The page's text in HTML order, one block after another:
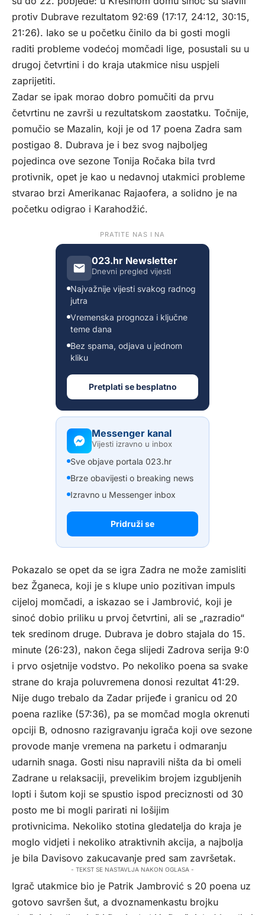
protiv Dubrave rezultatom 92:69 (17:17, 24:12, 30:15,
21:26). Iako se u početku činilo da bi gosti mogli
raditi probleme vodećoj momčadi lige, posustali su u
drugoj četvrtini i do kraja utakmice nisu uspjeli
zaprijetiti.
Zadar se ipak morao dobro pomučiti da prvu
četvrtinu ne završi u rezultatskom zaostatku. Točnije,
pomučio se Mazalin, koji je od 17 poena Zadra sam
postigao 8. Dubrava je i bez svog najboljeg
pojedinca ove sezone Tonija Ročaka bila tvrd
protivnik, opet je kao u nedavnoj utakmici probleme
stvarao brzi Amerikanac Rajaofera, a solidno je na
početku odigrao i Karahodžić.
PRATITE NAS I NA
023.hr Newsletter
Dnevni pregled vijesti
Najvažnije vijesti svakog radnog
jutra
Vremenska prognoza i ključne
teme dana
Bez spama, odjava u jednom
kliku
Pretplati se besplatno
Messenger kanal
Vijesti izravno u inbox
Sve objave portala 023.hr
Brze obavijesti o breaking news
Izravno u Messenger inbox
Pridruži se
Pokazalo se opet da se igra Zadra ne može zamisliti
bez Žganeca, koji je s klupe unio pozitivan impuls
cijeloj momčadi, a iskazao se i Jambrović, koji je
sinoć dobio priliku u prvoj četvrtini, ali se „razradio“
tek sredinom druge. Dubrava je dobro stajala do 15.
minute (26:23), nakon čega slijedi Zadrova serija 9:0
i prvo osjetnije vodstvo. Po nekoliko poena sa svake
strane do kraja poluvremena donosi rezultat 41:29.
Nije dugo trebalo da Zadar prijeđe i granicu od 20
poena razlike (57:36), pa se momčad mogla okrenuti
opciji B, odnosno razigravanju igrača koji ove sezone
provode manje vremena na parketu i odmaranju
udarnih snaga. Gosti nisu napravili ništa da bi omeli
Zadrane u relaksaciji, prevelikim brojem izgubljenih
lopti i šutom koji se spustio ispod preciznosti od 30
posto me bi mogli parirati ni lošijim
protivnicima. Nekoliko stotina gledatelja do kraja je
moglo vidjeti i nekoliko atraktivnih akcija, a najbolja
je bila Davisovo zakucavanje pred sam završetak.
- TEKST SE NASTAVLJA NAKON OGLASA -
Igrač utakmice bio je Patrik Jambrović s 20 poena uz
gotovo savršen šut, a dvoznamenkastu brojku